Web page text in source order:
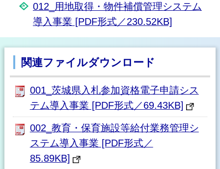
012_用地取得・物件補償管理システム
導入事業 [PDF形式／230.52KB]
関連ファイルダウンロード
001_茨城県入札参加資格電子申請シス
テム導入事業 [PDF形式／69.43KB]
002_教育・保育施設等給付業務管理シ
ステム導入事業 [PDF形式／
85.89KB]